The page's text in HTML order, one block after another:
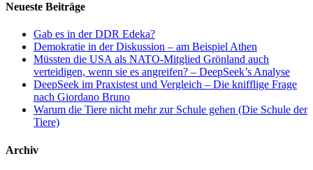
Neueste Beiträge
Gab es in der DDR Edeka?
Demokratie in der Diskussion – am Beispiel Athen
Müssten die USA als NATO-Mitglied Grönland auch
verteidigen, wenn sie es angreifen? – DeepSeek’s Analyse
DeepSeek im Praxistest und Vergleich – Die knifflige Frage
nach Giordano Bruno
Warum die Tiere nicht mehr zur Schule gehen (Die Schule der
Tiere)
Archiv